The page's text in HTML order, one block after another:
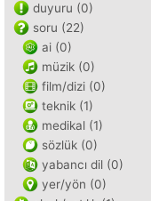
duyuru (0)
soru (22)
ai (0)
müzik (0)
film/dizi (0)
teknik (1)
medikal (1)
sözlük (0)
yabancı dil (0)
yer/yön (0)